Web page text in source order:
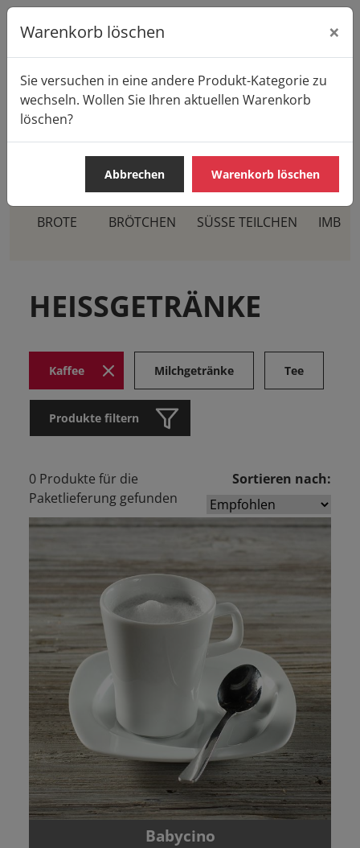
Warenkorb löschen ×
Sie versuchen in eine andere Produkt-Kategorie zu
wechseln. Wollen Sie Ihren aktuellen Warenkorb
löschen?
Abbrechen Warenkorb löschen
Startseite Produkte
Casa Pane
HEISSGETRÄNKE
BROTE BRÖTCHEN SÜSSE TEILCHEN
HEISSGETRÄNKE
Kaffee Milchgetränke Tee
Produkte filtern
0 Produkte für die
Paketlieferung gefunden
Sortieren nach:
Babycino